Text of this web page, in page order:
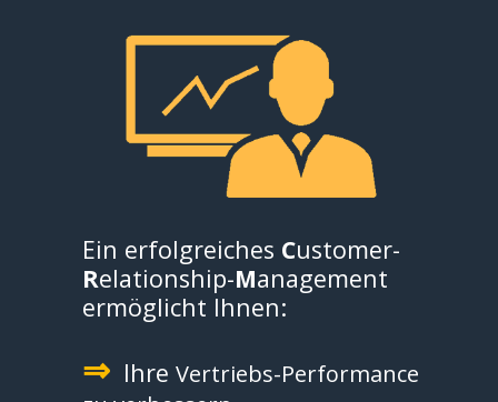
Ein erfolgreiches Customer-
Relationship-Management
ermöglicht Ihnen:
⇒ Ihre Vertriebs-Performance